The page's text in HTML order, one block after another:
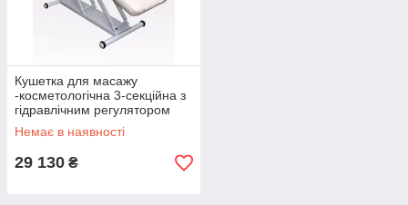
Кушетка для масажу
-косметологічна 3-секційна з
гідравлічним регулятором
висоти СДМ МК-2
Немає в наявності
29 130 ₴